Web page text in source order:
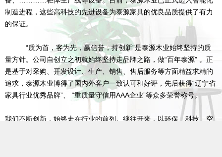
制造进程，这些高科技的先进设备为泰源家具的优良品质提供了有力
的保证。
“质为首，客为先，赢信誉，持创新”是泰源木业始终坚持的质
量方针。公司自创立之初就始终坚持走品牌之路，做“百年泰源” 。正
是基于对采购、开发设计、生产、销售、售后服务等方面精益求精的
追求，泰源木业博得了国内外客户一致认可和好评，先后获得“辽宁省
家具行业优秀品牌”、 “重质量守信用AAA企业”等众多荣誉称号。
我们不断创新，始终走在行业的前列。继往开来，以环保、科技、空